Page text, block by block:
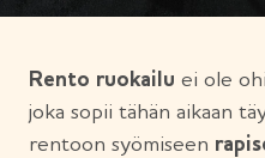
Rento ruokailu ei ole
joka sopii tähän aikaan
rentoon syömiseen